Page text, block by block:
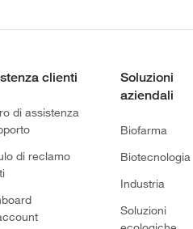
clienti
di assistenza
di reclamo
Soluzioni
aziendali
Biofarma
Biotecnologia
Industria
Soluzioni